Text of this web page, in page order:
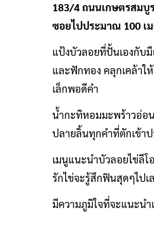
183/4 ถนนเกษตรสมบู
ซอยไปประมาณ 100 เ
แป้งบัวลอยที่ปั้นเองกับ
และฟักทอง คลุกเคล้าใ
เล็กพอดีคำ
น้ำกะทิหอมมะพร้าวอ่อ
ปลายลิ้นทุกคำที่ตักเข้า
เมนูแนะนำบัวลอยไข่ลีโ
รักไข่จะรู้สึกฟินสุดๆไปเ
มีความภูมิใจที่จะแนะน